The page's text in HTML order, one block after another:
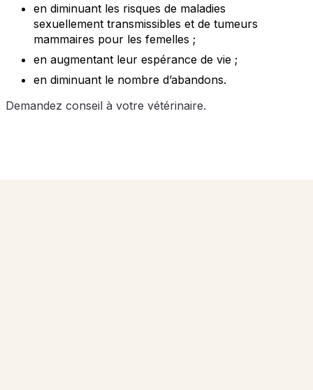
en diminuant les risques de maladies
sexuellement transmissibles et de tumeurs
mammaires pour les femelles ;
en augmentant leur espérance de vie ;
en diminuant le nombre d’abandons.
Demandez conseil à votre vétérinaire.